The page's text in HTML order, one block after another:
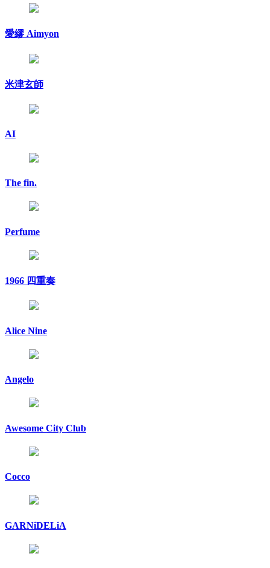
愛繆 Aimyon
米津玄師
AI
The fin.
Perfume
1966 四重奏
Alice Nine
Angelo
Awesome City Club
Cocco
GARNiDELiA